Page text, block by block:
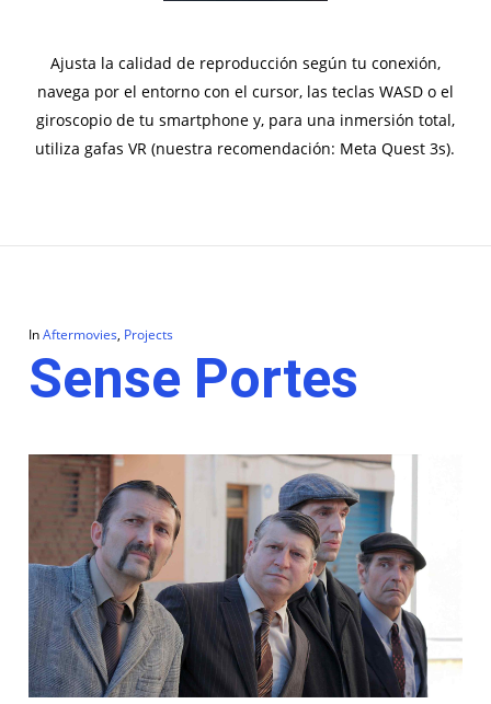
Ajusta la calidad de reproducción según tu conexión,
navega por el entorno con el cursor, las teclas WASD o el
giroscopio de tu smartphone y, para una inmersión total,
utiliza gafas VR (nuestra recomendación: Meta Quest 3s).
InAftermovies, Projects
Sense Portes